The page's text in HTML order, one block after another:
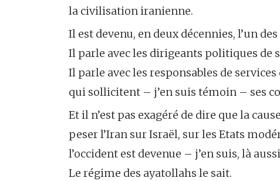
la civilisation iranienne.
Il est devenu, en deux décennies, l’un
Il parle avec les dirigeants politiques de
Il parle avec les responsables de
qui sollicitent – j’en suis témoin – ses
Et il n’est pas exagéré de dire que la
peser l’Iran sur Israël, sur les Etats
l’occident est devenue – j’en suis, là
Le régime des ayatollahs le sait.